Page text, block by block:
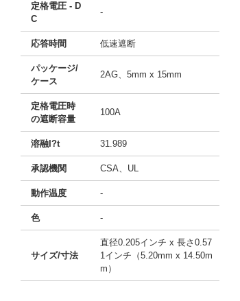
定格電圧 - D
C
-
応答時間 低速遮断
パッケージ/
ケース
2AG、5mm x 15mm
定格電圧時
の遮断容量
100A
溶融I?t 31.989
承認機関 CSA、UL
動作温度 -
色 -
サイズ/寸法
直径0.205インチ x 長さ0.57
1インチ（5.20mm x 14.50m
m）